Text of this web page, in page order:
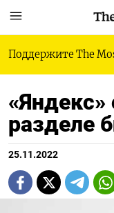
Поддержите The
разделе
25.11.2022